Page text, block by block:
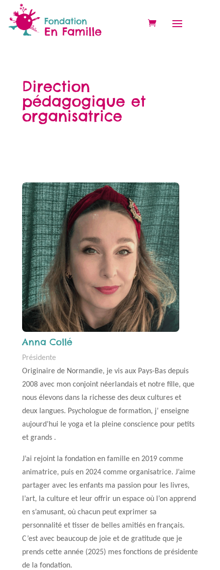
Direction
pédagogique et
organisatrice
Anna Collé
Présidente
Originaire de Normandie, je vis aux Pays-Bas depuis
2008 avec mon conjoint néerlandais et notre fille, que
nous élevons dans la richesse des deux cultures et
deux langues. Psychologue de formation, j’ enseigne
aujourd’hui le yoga et la pleine conscience pour petits
et grands .
J’ai rejoint la fondation en famille en 2019 comme
animatrice, puis en 2024 comme organisatrice. J’aime
partager avec les enfants ma passion pour les livres,
l’art, la culture et leur offrir un espace où l’on apprend
en s’amusant, où chacun peut exprimer sa
personnalité et tisser de belles amitiés en français.
C’est avec beaucoup de joie et de gratitude que je
prends cette année (2025) mes fonctions de présidente
de la fondation.